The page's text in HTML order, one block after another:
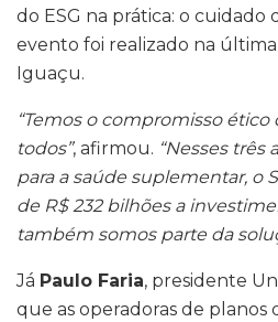
do ESG na prática: o cuidado
evento foi realizado na última
Iguaçu.
“Temos o compromisso
todos”, afirmou. “Nesses três
para a saúde suplementar, o
de R$ 232 bilhões a
também somos parte da
Já Paulo Faria, presidente
que as operadoras de planos